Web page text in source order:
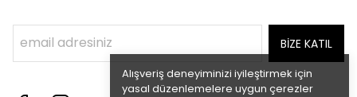
Alışveriş deneyiminizi iyileştirmek için
yasal düzenlemelere uygun çerezler
BİZE KATIL